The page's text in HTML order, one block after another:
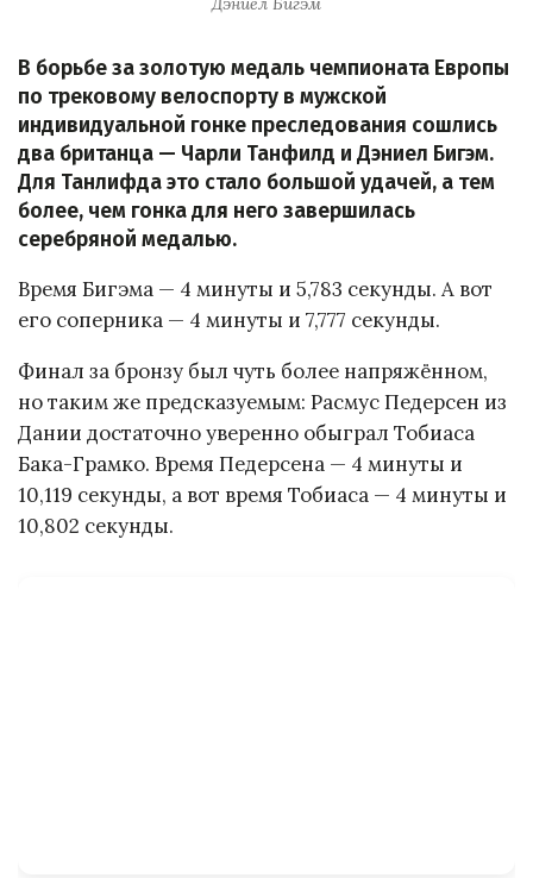
В борьбе за золотую медаль чемпионата Европы
по трековому велоспорту в мужской
индивидуальной гонке преследования сошлись
два британца — Чарли Танфилд и Дэниел Бигэм.
Для Танлифда это стало большой удачей, а тем
более, чем гонка для него завершилась
серебряной медалью.
Время Бигэма — 4 минуты и 5,783 секунды. А вот
его соперника — 4 минуты и 7,777 секунды.
Финал за бронзу был чуть более напряжённом,
но таким же предсказуемым: Расмус Педерсен из
Дании достаточно уверенно обыграл Тобиаса
Бака-Грамко. Время Педерсена — 4 минуты и
10,119 секунды, а вот время Тобиаса — 4 минуты и
10,802 секунды.